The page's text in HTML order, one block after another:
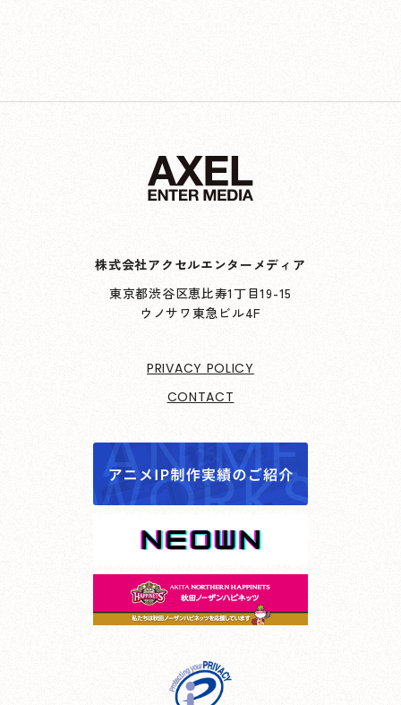
株式会社アクセルエンターメディア
東京都渋谷区恵比寿1丁目19-15
ウノサワ東急ビル4F
PRIVACY POLICY
CONTACT